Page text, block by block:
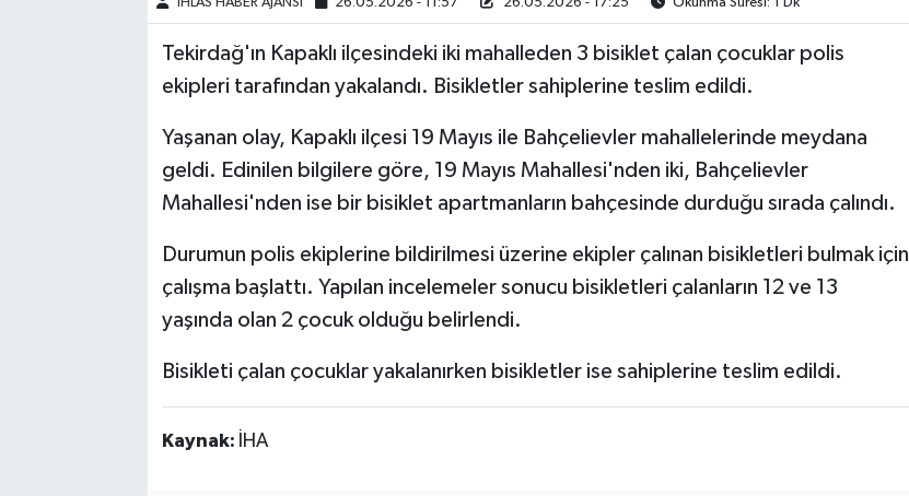
İHLAS HABER AJANSI 26.05.2026 - 11:57 26.05.2026 - 17:25 Okunma Süresi: 1 Dk
Tekirdağ'ın Kapaklı ilçesindeki iki mahalleden 3 bisiklet çalan çocuklar polis
ekipleri tarafından yakalandı. Bisikletler sahiplerine teslim edildi.
Yaşanan olay, Kapaklı ilçesi 19 Mayıs ile Bahçelievler mahallelerinde meydana
geldi. Edinilen bilgilere göre, 19 Mayıs Mahallesi'nden iki, Bahçelievler
Mahallesi'nden ise bir bisiklet apartmanların bahçesinde durduğu sırada çalındı.
Durumun polis ekiplerine bildirilmesi üzerine ekipler çalınan bisikletleri bulmak için
çalışma başlattı. Yapılan incelemeler sonucu bisikletleri çalanların 12 ve 13
yaşında olan 2 çocuk olduğu belirlendi.
Bisikleti çalan çocuklar yakalanırken bisikletler ise sahiplerine teslim edildi.
Kaynak: İHA